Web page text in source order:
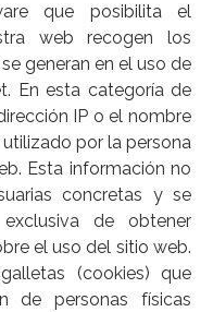
que posibilita el
web recogen los
generan en el uso de
En esta categoría de
IP o el nombre
por la persona
Esta información no
concretas y se
de obtener
el uso del sitio web.
(cookies) que
de personas físicas